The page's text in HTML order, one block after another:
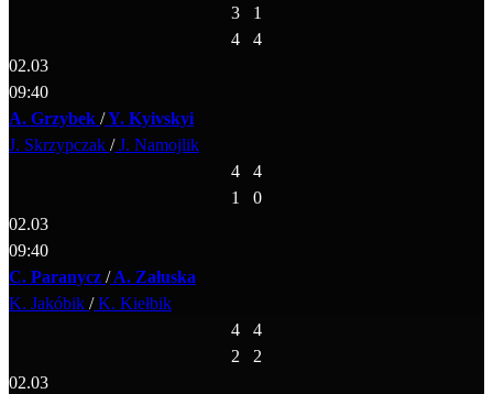
3
1
4
4
02.03
09:40
A. Grzybek /Y. Kyivskyi
J. Skrzypczak /J. Namojlik
4
4
1
0
02.03
09:40
C. Paranycz /A. Załuska
K. Jakóbik /K. Kiełbik
4
4
2
2
02.03